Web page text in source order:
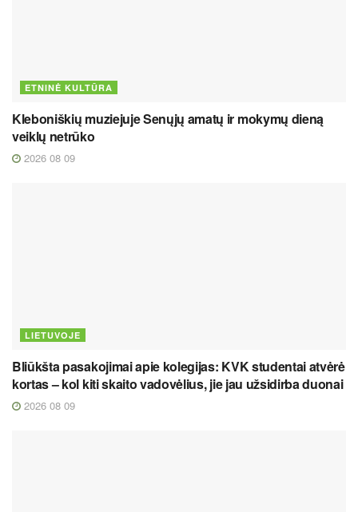
ETNINĖ KULTŪRA
Kleboniškių muziejuje Senųjų amatų ir mokymų dieną
veiklų netrūko
2026 08 09
LIETUVOJE
Bliūkšta pasakojimai apie kolegijas: KVK studentai atvėrė
kortas – kol kiti skaito vadovėlius, jie jau užsidirba duonai
2026 08 09